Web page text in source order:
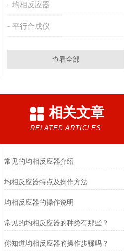
均相反应器
平行合成仪
查看全部
相关文章
RELATED ARTICLES
常见的均相反应器介绍
均相反应器特点及操作方法
均相反应器的操作说明
常见的均相反应器的种类有那些？
你知道均相反应器的操作步骤吗？